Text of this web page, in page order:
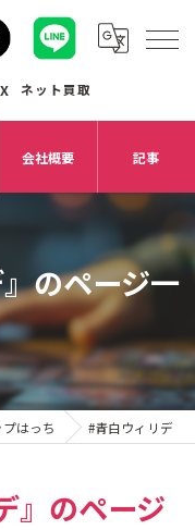
会社概要 記事
のページ一
はっち #青白ウィリデ
』のページ